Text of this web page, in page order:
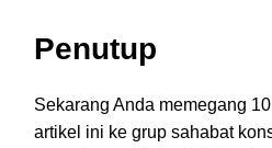
Penutup
Sekarang Anda memegang
artikel ini ke grup sahabat